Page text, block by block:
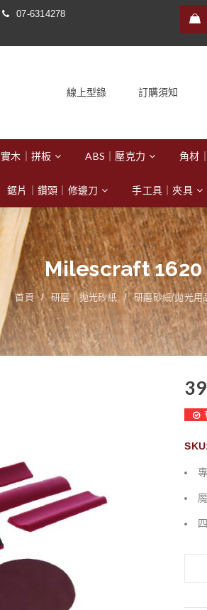
07-6314278
線上型錄 訂購須知
實木｜拼板 ABS｜壓克力 角材
鋸片｜鑽頭｜修邊刀 手工具｜夾具
Milescraft 1620
首頁 / 研磨｜拋光砂紙 / 研磨砂紙/拋光用